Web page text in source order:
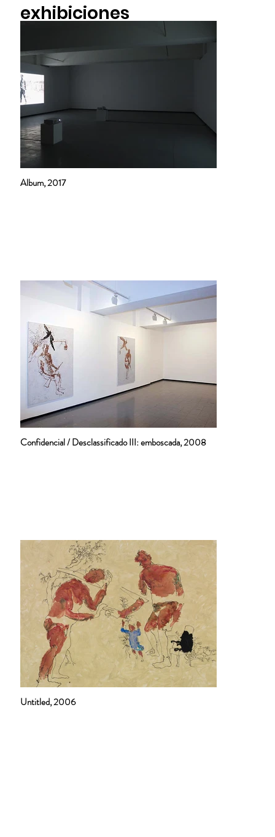
Album, 2017
Confidencial / Desclassificado III: emboscada, 2008
Untitled, 2006
exhibiciones